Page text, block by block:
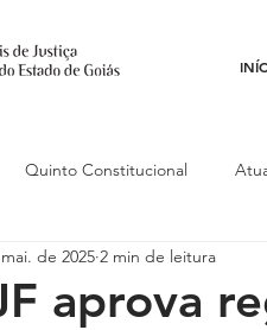
Quinto Constitucional
Carreira Conojaf
aprova
de 2025 2 min de leitura